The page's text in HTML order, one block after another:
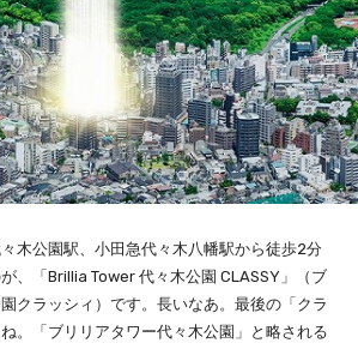
木公園駅、小田急代々木八幡駅から徒歩2分
、「Brillia Tower 代々木公園 CLASSY」（ブ
クラッシィ）です。長いなあ。最後の「クラ
。「ブリリアタワー代々木公園」と略される